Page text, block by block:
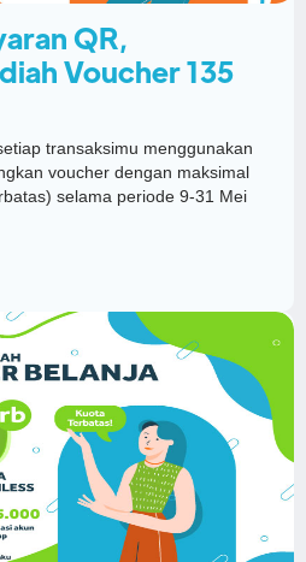
QR,
Voucher 135
transaksimu menggunakan
voucher dengan maksimal
selama periode 9-31 Mei